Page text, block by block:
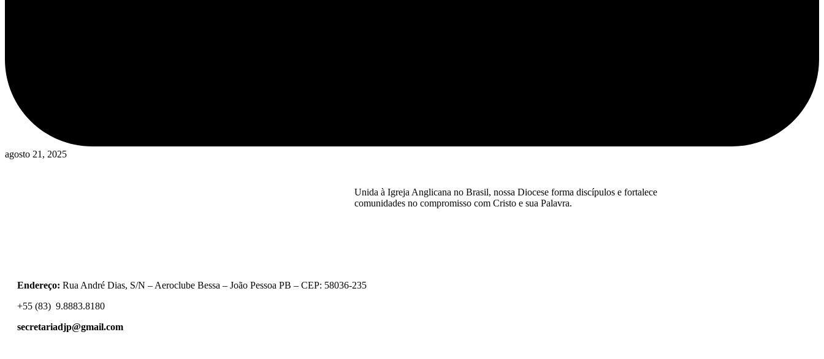
agosto 21, 2025
Unida à Igreja Anglicana no Brasil, nossa Diocese forma discípulos e fortalece
comunidades no compromisso com Cristo e sua Palavra.
Endereço: Rua André Dias, S/N – Aeroclube Bessa – João Pessoa PB – CEP: 58036-235
+55 (83) 9.8883.8180
secretariadjp@gmail.com